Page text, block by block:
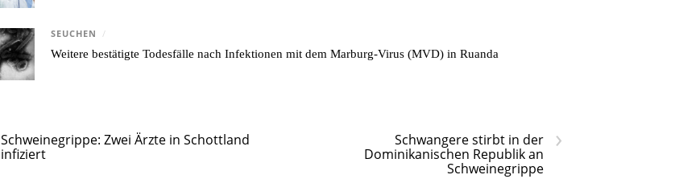
SEUCHEN /
Weitere bestätigte Todesfälle nach Infektionen mit dem Marburg-Virus (MVD) in Ruanda
Schweinegrippe: Zwei Ärzte in Schottland
infiziert
›
Schwangere stirbt in der
Dominikanischen Republik an
Schweinegrippe